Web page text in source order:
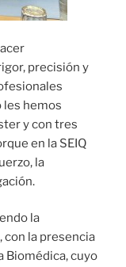
precisión y
les hemos
y con tres
en la SEIQ
la
la
la presencia
Biomédica, cuyo